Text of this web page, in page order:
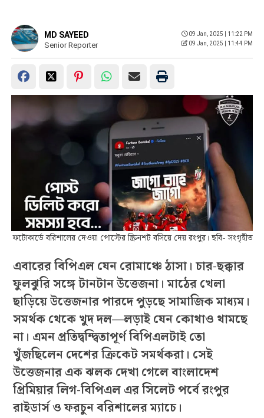
MD SAYEED
Senior Reporter
09 Jan, 2025 | 11:22 PM
09 Jan, 2025 | 11:44 PM
ফটোকার্ডে বরিশালের দেওয়া পোস্টের স্ক্রিনশট বসিয়ে দেয় রংপুর। ছবি- সংগৃহীত
এবারের বিপিএল যেন রোমাঞ্চে ঠাসা। চার-ছক্কার
ফুলঝুরি সঙ্গে টানটান উত্তেজনা। মাঠের খেলা
ছাড়িয়ে উত্তেজনার পারদে পুড়ছে সামাজিক মাধ্যম।
সমর্থক থেকে খুদ দল—লড়াই যেন কোথাও থামছে
না। এমন প্রতিদ্বন্দ্বিতাপূর্ণ বিপিএলটাই তো
খুঁজছিলেন দেশের ক্রিকেট সমর্থকরা। সেই
উত্তেজনার এক ঝলক দেখা গেলে বাংলাদেশ
প্রিমিয়ার লিগ-বিপিএল এর সিলেট পর্বে রংপুর
রাইডার্স ও ফরচুন বরিশালের ম্যাচে।